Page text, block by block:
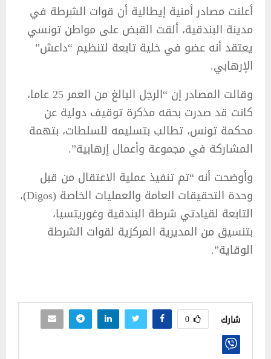
أعلنت مصادر أمنية إيطالية أن قوات الشرطة في
مدينة البندقية، ألقت القبض على مواطن تونسي
يعتقد أنه عضو في خلية تابعة لتنظيم “داعش”
الإرهابي.
وقالت المصادر إن “الرجل البالغ من العمر 25 عاما،
كانت قد صدرت بحقه مذكرة توقيف دولية عن
محكمة تونس، تطالب بتسليمه للسلطات، بتهمة
المشاركة في مجموعة وأعمال إرهابية”.
وأوضحت أنه “تم تنفيذ عملية الاعتقال من قبل
وحدة التحقيقات العامة والعمليات الخاصة (Digos)،
التابعة لقيادتي شرطة البندقية وغوريتسيا،
بتنسيق من المديرية المركزية لقوات الشرطة
الوقاية”.
شارك 0